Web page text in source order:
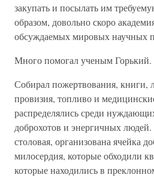
закупать и посылать им
образом, довольно скоро
обсуждаемых мировых научных
Много помогал ученым Горький.
Собирал пожертвования, книги,
провизия, топливо и
распределялись среди
доброхотов и энергичных людей.
столовая, организована ячейка
милосердия, которые обходили
которые находились в